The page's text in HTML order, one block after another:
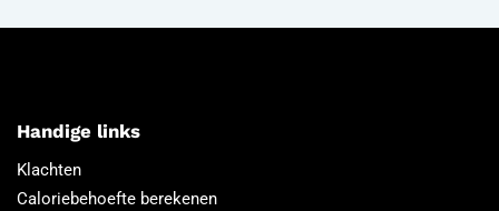
Handige links
Klachten
Caloriebehoefte berekenen